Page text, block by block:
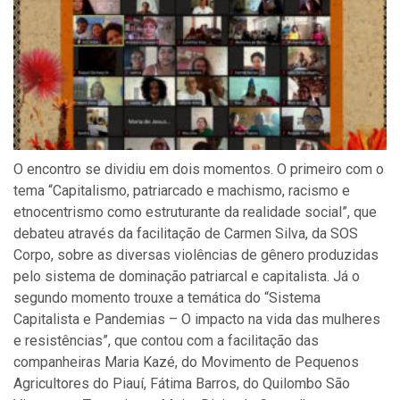
O encontro se dividiu em dois momentos. O primeiro com o
tema “Capitalismo, patriarcado e machismo, racismo e
etnocentrismo como estruturante da realidade social”, que
debateu através da facilitação de Carmen Silva, da SOS
Corpo, sobre as diversas violências de gênero produzidas
pelo sistema de dominação patriarcal e capitalista. Já o
segundo momento trouxe a temática do “Sistema
Capitalista e Pandemias – O impacto na vida das mulheres
e resistências”, que contou com a facilitação das
companheiras Maria Kazé, do Movimento de Pequenos
Agricultores do Piauí, Fátima Barros, do Quilombo São